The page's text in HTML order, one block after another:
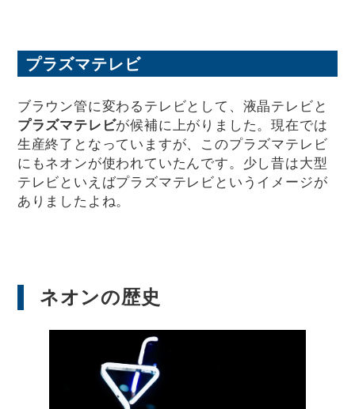
プラズマテレビ
ブラウン管に変わるテレビとして、液晶テレビと
プラズマテレビが候補に上がりました。現在では
生産終了となっていますが、このプラズマテレビ
にもネオンが使われていたんです。少し昔は大型
テレビといえばプラズマテレビというイメージが
ありましたよね。
ネオンの歴史